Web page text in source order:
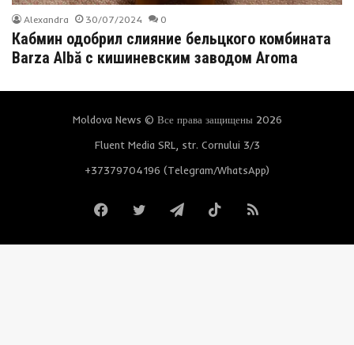
Alexandra 30/07/2024 0
Кабмин одобрил слияние бельцкого комбината
Barza Albă с кишиневским заводом Aroma
Moldova News © Все права защищены 2026
Fluent Media SRL, str. Cornului 3/3
+37379704196 (Telegram/WhatsApp)
FacebookTwitterTelegramTikTokRSS